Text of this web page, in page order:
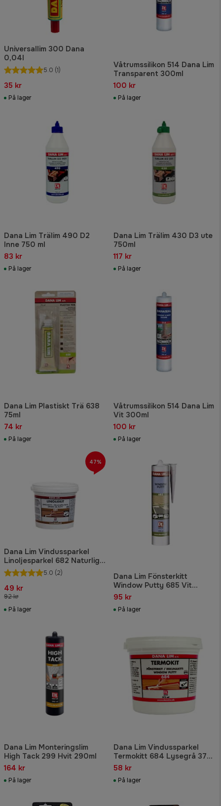
Universallim 300 Dana
0,04l
5.0 (1)
35 kr
På lager
Våtrumssilikon 514 Dana Lim
Transparent 300ml
100 kr
På lager
Dana Lim Trälim 490 D2
Inne 750 ml
83 kr
På lager
Dana Lim Trälim 430 D3 ute
750ml
117 kr
På lager
Dana Lim Plastiskt Trä 638
75ml
74 kr
På lager
Våtrumssilikon 514 Dana Lim
Vit 300ml
100 kr
På lager
Dana Lim Vindussparkel
Linoljesparkel 682 Naturlig
375 ml
5.0 (2)
49 kr
92 kr
På lager
47%
Dana Lim Fönsterkitt
Window Putty 685 Vit
290ml
95 kr
På lager
Dana Lim Monteringslim
High Tack 299 Hvit 290ml
164 kr
På lager
Dana Lim Vindussparkel
Termokitt 684 Lysegrå 375
ml
58 kr
På lager